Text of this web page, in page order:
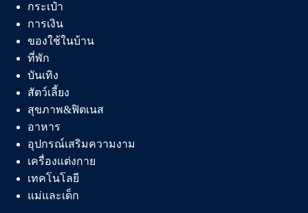
ตัว
เป็น
ก้อน
ทำความ
สะอาด
ง่าย
กระเป๋า
การเงิน
ของใช้ในบ้าน
ที่พัก
บันเทิง
สัตว์เลี้ยง
สุขภาพ&ฟิตเนส
อาหาร
อุปกรณ์เสริมความงาม
เครื่องแต่งกาย
เทคโนโลยี
แม่และเด็ก